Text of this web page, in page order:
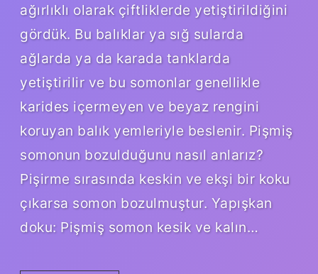
ağırlıklı olarak çiftliklerde yetiştirildiğini
gördük. Bu balıklar ya sığ sularda
ağlarda ya da karada tanklarda
yetiştirilir ve bu somonlar genellikle
karides içermeyen ve beyaz rengini
koruyan balık yemleriyle beslenir. Pişmiş
somonun bozulduğunu nasıl anlarız?
Pişirme sırasında keskin ve ekşi bir koku
çıkarsa somon bozulmuştur. Yapışkan
doku: Pişmiş somon kesik ve kalın…